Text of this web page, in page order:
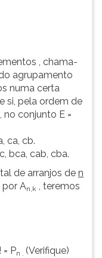
, chama-
agrupamento
numa certa
si, pela ordem de
conjunto E =
ca, cb.
bca, cab, cba.
de arranjos de n
por An,k , teremos
= Pn . (Verifique)